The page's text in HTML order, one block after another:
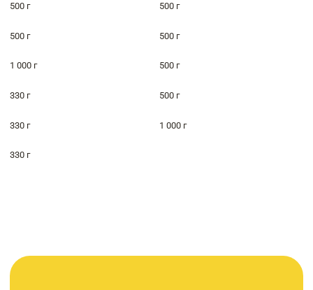
500 г 500 г
500 г 500 г
1 000 г 500 г
330 г 500 г
330 г 1 000 г
330 г